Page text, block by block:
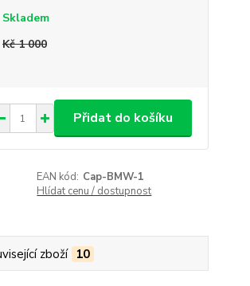
Skladem
Kč 1 000
Přidat do košíku
EAN kód: Cap-BMW-1
Hlídat cenu / dostupnost
zboží 10